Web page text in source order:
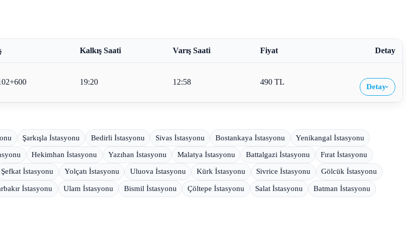
Kalkış Saati Varış Saati Fiyat Detay
19:20 12:58 490 TL
Detay›
Şarkışla İstasyonu Bedirli İstasyonu Sivas İstasyonu Bostankaya İstasyonu Yenikangal İstasyonu
Hekimhan İstasyonu Yazıhan İstasyonu Malatya İstasyonu Battalgazi İstasyonu Fırat İstasyonu
Şefkat İstasyonu Yolçatı İstasyonu Uluova İstasyonu Kürk İstasyonu Sivrice İstasyonu Gölcük İstasyonu
İstasyonu Ulam İstasyonu Bismil İstasyonu Çöltepe İstasyonu Salat İstasyonu Batman İstasyonu